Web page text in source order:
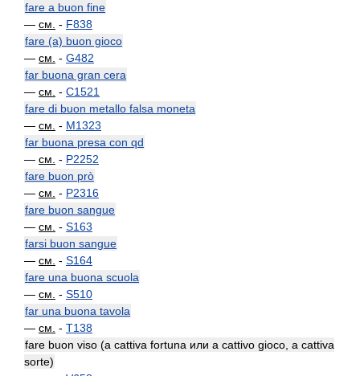
fare a buon fine
— см. - F838
fare (a) buon gioco
— см. - G482
far buona gran cera
— см. - C1521
fare di buon metallo falsa moneta
— см. - M1323
far buona presa con qd
— см. - P2252
fare buon prò
— см. - P2316
fare buon sangue
— см. - S163
farsi buon sangue
— см. - S164
fare una buona scuola
— см. - S510
far una buona tavola
— см. - T138
fare buon viso (a cattiva fortuna или a cattivo gioco, a cattiva
sorte)